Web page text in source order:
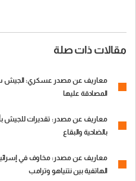
مقالات ذات صلة
معاريف عن مصدر عسكري: الجيش
المصادقة عليها
معاريف عن مصدر: تقديرات للجيش
بالضاحية والبقاع
معاريف عن مصدر: مخاوف في
الهاتفية بين نتنياهو وترامب